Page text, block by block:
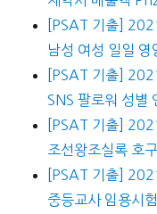
[PSAT 기출]
남성 여성 일일 영
[PSAT 기출]
SNS 팔로워 성별
[PSAT 기출]
조선왕조실록 호
[PSAT 기출]
중등교사 임용시